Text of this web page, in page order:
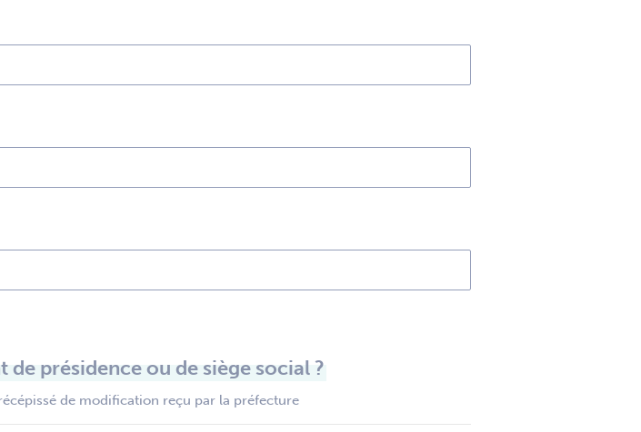
présidence ou de siège social ?
de modification reçu par la préfecture